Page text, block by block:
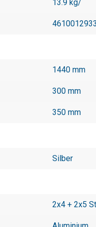
13.9 kg/
1440 mm
300 mm
350 mm
Silber
2x4 + 2x5